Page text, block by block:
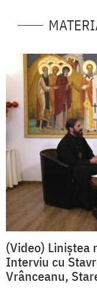
(Video) Liniștea
Interviu cu
Vrânceanu,